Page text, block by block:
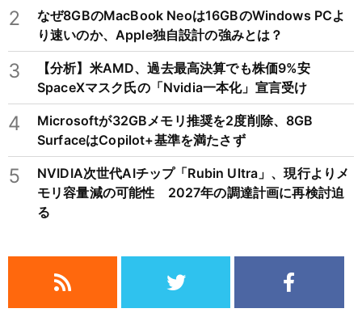
2
なぜ8GBのMacBook Neoは16GBのWindows PCよ
り速いのか、Apple独自設計の強みとは？
3
【分析】米AMD、過去最高決算でも株価9%安
SpaceXマスク氏の「Nvidia一本化」宣言受け
4
Microsoftが32GBメモリ推奨を2度削除、8GB
SurfaceはCopilot+基準を満たさず
5
NVIDIA次世代AIチップ「Rubin Ultra」、現行よりメ
モリ容量減の可能性 2027年の調達計画に再検討迫
る